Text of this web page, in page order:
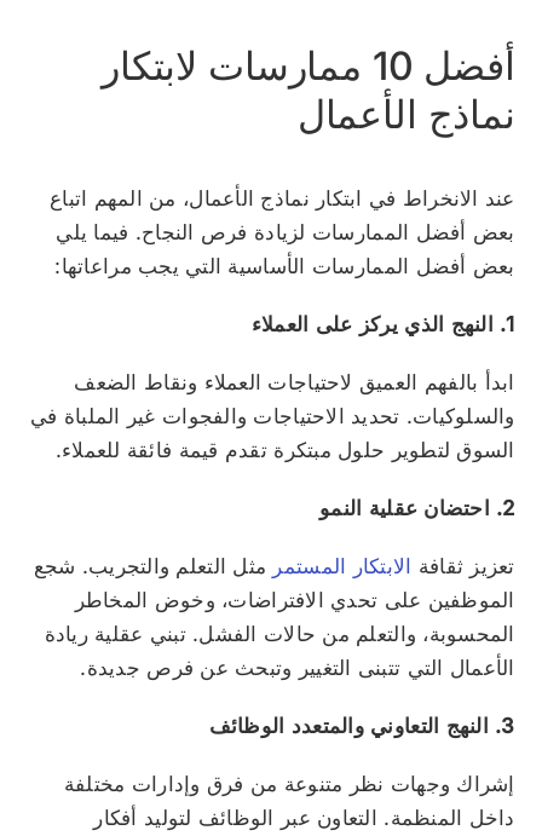
أفضل 10 ممارسات لابتكار
نماذج الأعمال
عند الانخراط في ابتكار نماذج الأعمال، من المهم اتباع
بعض أفضل الممارسات لزيادة فرص النجاح. فيما يلي
بعض أفضل الممارسات الأساسية التي يجب مراعاتها:
1. النهج الذي يركز على العملاء
ابدأ بالفهم العميق لاحتياجات العملاء ونقاط الضعف
والسلوكيات. تحديد الاحتياجات والفجوات غير الملباة في
السوق لتطوير حلول مبتكرة تقدم قيمة فائقة للعملاء.
2. احتضان عقلية النمو
تعزيز ثقافة الابتكار المستمر مثل التعلم والتجريب. شجع
الموظفين على تحدي الافتراضات، وخوض المخاطر
المحسوبة، والتعلم من حالات الفشل. تبني عقلية ريادة
الأعمال التي تتبنى التغيير وتبحث عن فرص جديدة.
3. النهج التعاوني والمتعدد الوظائف
إشراك وجهات نظر متنوعة من فرق وإدارات مختلفة
داخل المنظمة. التعاون عبر الوظائف لتوليد أفكار